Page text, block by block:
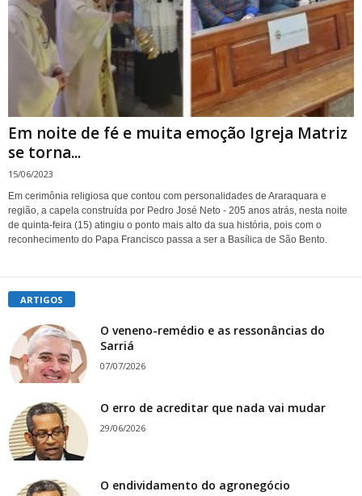
Em noite de fé e muita emoção Igreja Matriz
se torna...
15/06/2023
Em cerimônia religiosa que contou com personalidades de Araraquara e
região, a capela construída por Pedro José Neto - 205 anos atrás, nesta noite
de quinta-feira (15) atingiu o ponto mais alto da sua história, pois com o
reconhecimento do Papa Francisco passa a ser a Basílica de São Bento.
ARTIGOS
O veneno-remédio e as ressonâncias do
Sarriá
07/07/2026
O erro de acreditar que nada vai mudar
29/06/2026
O endividamento do agronegócio